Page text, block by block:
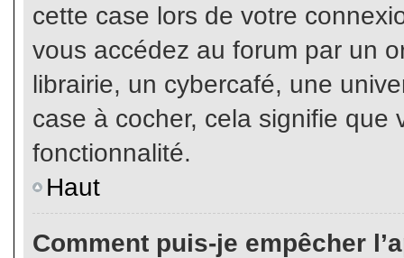
cette case lors de votre
vous accédez au forum par un
librairie, un cybercafé, une
case à cocher, cela signifie que
fonctionnalité.
Haut
Comment puis-je empêcher